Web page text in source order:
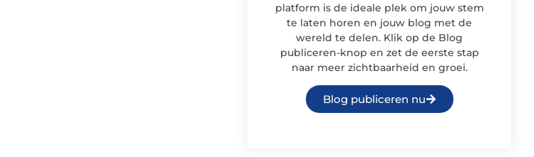
platform is de ideale plek om jouw stem
te laten horen en jouw blog met de
wereld te delen. Klik op de Blog
publiceren-knop en zet de eerste stap
naar meer zichtbaarheid en groei.
Blog publiceren nu